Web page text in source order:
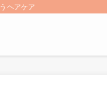
ヘアケア